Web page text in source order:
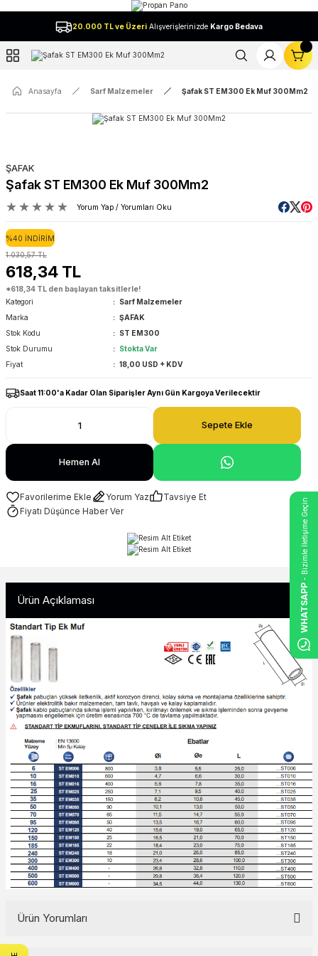
20.000 TL ve Üzeri Alışverişlerinizde Kargo Bedava
Anasayfa Sarf Malzemeler Şafak ST EM300 Ek Muf 300Mm2
ŞAFAK
Şafak ST EM300 Ek Muf 300Mm2
Yorum Yap / Yorumları Oku
%40 İNDİRİM
1.030,57 TL
618,34 TL
*618,34 TL den başlayan taksitlerle!
Kategori
Sarf Malzemeler
Marka
ŞAFAK
Stok Kodu
ST EM300
Stok Durumu
Stokta Var
Fiyat
18,00 USD + KDV
Saat 11:00'a Kadar Olan Siparişler Aynı Gün Kargoya Verilecektir
Sepete Ekle
Hemen Al
Yorum Yaz
Tavsiye Et
Fiyatı Düşünce Haber Ver
Ürün Açıklaması
Ürün Yorumları
WHATSAPP
- Bizimle İletişime Geçin